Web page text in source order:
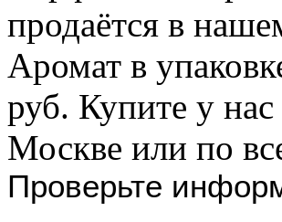
продаётся в
Аромат в
руб. Купите у
Москве или по
Проверьте